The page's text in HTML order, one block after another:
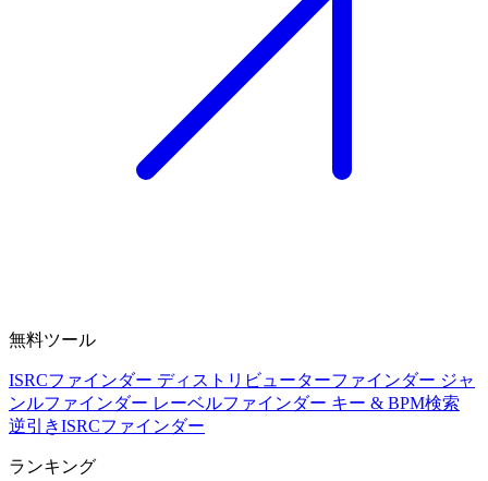
無料ツール
ISRCファインダー ディストリビューターファインダー ジャ
ンルファインダー レーベルファインダー キー & BPM検索
逆引きISRCファインダー
ランキング